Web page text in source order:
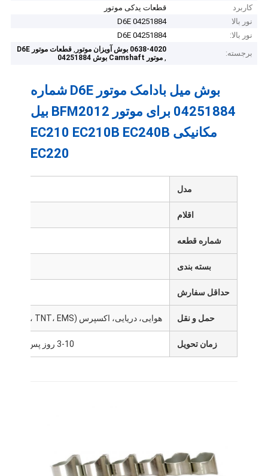
کاربرد
قطعات یدکی موتور
نور بالا
04251884 D6E
نور بالا:
04251884 D6E
برجسته:
0638-4020 بوش آویزان موتور ,قطعات موتور D6E
,موتور Camshaft بوش 04251884
بوش میل بادامک موتور D6E شماره
04251884 برای موتور BFM2012 بیل
مکانیکی EC210 EC210B EC240B
EC220
مدل
اقلام
شماره قطعه
بسته بندی
حداقل سفارش
حمل و نقل هوایی، دریایی، اکسپرس (DHL، FedEx، UPS، TNT، EMS)
زمان تحویل 3-10 روز پس از دریافت پرداخت